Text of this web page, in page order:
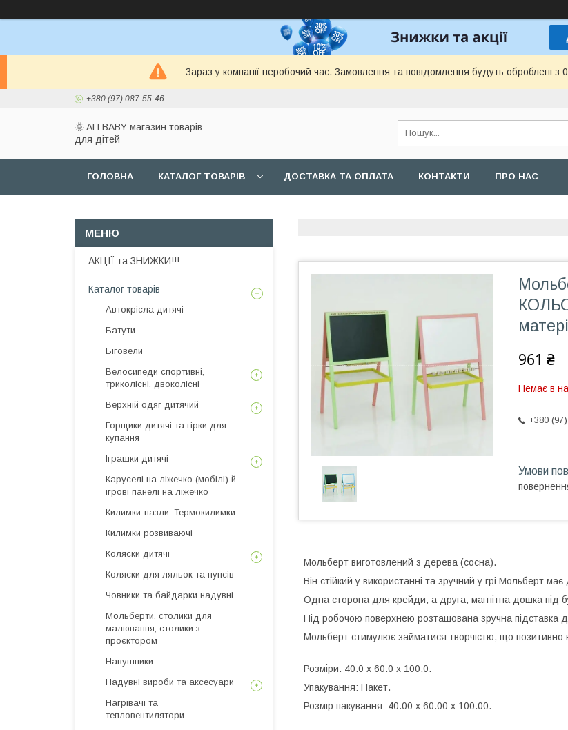
Зараз у компанії неробочий час. Замовлення та повідомлення будуть оброблені
+380 (97) 087-55-46
🌞 ALLBABY магазин товарів
для дітей
ГОЛОВНА КАТАЛОГ ТОВАРІВ ДОСТАВКА ТА ОПЛАТА КОНТАКТИ ПРО НАС
961 ₴
Немає в
+380
Мольберт виготовлений з дерева (сосна).
Він стійкий у використанні та зручний у грі Мольберт має
Одна сторона для крейди, а друга, магнітна дошка під
Під робочою поверхнею розташована зручна підставка
Мольберт стимулює займатися творчістю, що позитивно
Розміри: 40.0 х 60.0 х 100.0.
Упакування: Пакет.
Розмір пакування: 40.00 x 60.00 x 100.00.
АКЦІЇ та ЗНИЖКИ!!!
Каталог товарів
Автокрісла дитячі
Батути
Біговели
Велосипеди спортивні,
триколісні, двоколісні
Верхній одяг дитячий
Горщики дитячі та гірки для
купання
Іграшки дитячі
Каруселі на ліжечко (мобілі) й
ігрові панелі на ліжечко
Килимки-пазли. Термокилимки
Килимки розвиваючі
Коляски дитячі
Коляски для ляльок та пупсів
Човники та байдарки надувні
Мольберти, столики для
малювання, столики з
проєктором
Навушники
Надувні вироби та аксесуари
Нагрівачі та
тепловентилятори